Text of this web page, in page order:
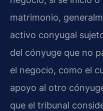
matrimonio,
activo conyugal
del cónyuge que no
el negocio, como el
apoyo al otro
que el tribunal